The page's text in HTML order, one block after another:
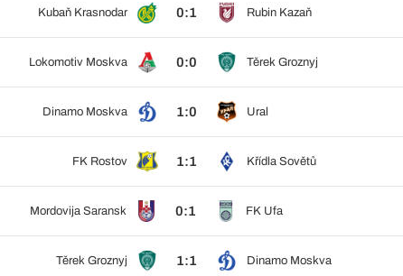
Kubaň Krasnodar 0:1 Rubin Kazaň
Lokomotiv Moskva 0:0 Těrek Groznyj
Dinamo Moskva 1:0 Ural
FK Rostov 1:1 Křídla Sovětů
Mordovija Saransk 0:1 FK Ufa
Těrek Groznyj 1:1 Dinamo Moskva